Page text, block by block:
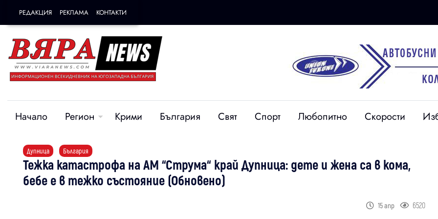
РЕДАКЦИЯ РЕКЛАМА КОНТАКТИ
Начало Регион Крими България Свят Спорт Любопитно Скорости
Дупница България
Тежка катастрофа на АМ “Струма“ край Дупница: дете и жена са в кома,
бебе е в тежко състояние (Обновено)
15 апр 6520